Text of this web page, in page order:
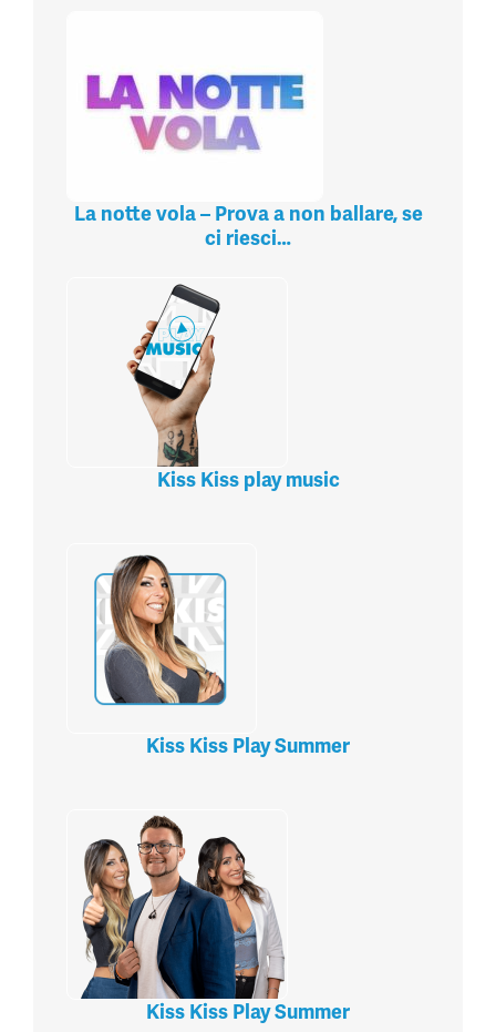
La notte vola – Prova a non ballare, se
ci riesci…
Kiss Kiss play music
Kiss Kiss Play Summer
Kiss Kiss Play Summer